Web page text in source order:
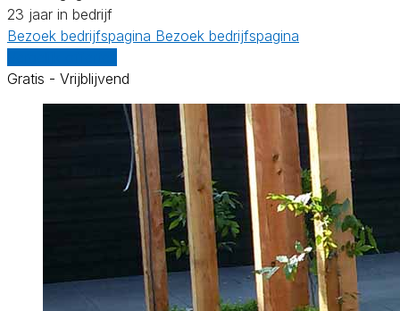
23 jaar in bedrijf
Bezoek bedrijfspagina Bezoek bedrijfspagina
Gratis - Vrijblijvend